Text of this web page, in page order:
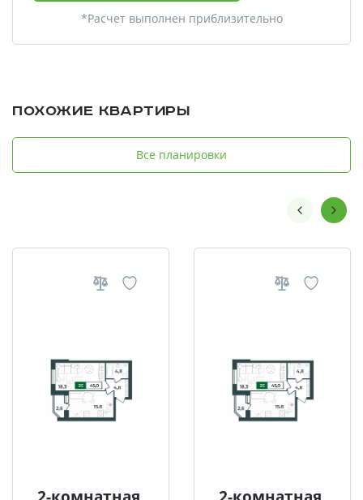
*Расчет выполнен приблизительно
Похожие квартиры
Все планировки